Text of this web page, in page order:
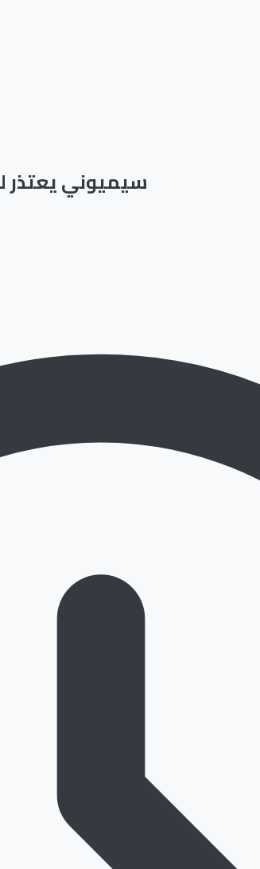
سيميوني يعتذر